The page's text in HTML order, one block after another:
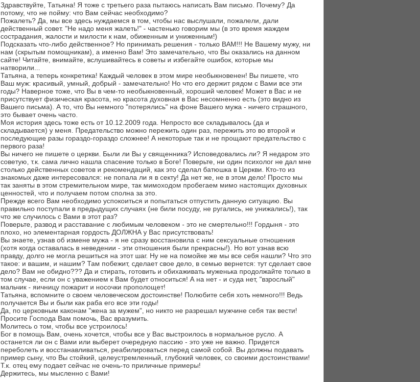
Здравствуйте, Татьяна! Я тоже с третьего раза пытаюсь написать Вам письмо. Почему? Да
потому, что не пойму: что Вам сейчас необходимо?
Пожалеть? Да, мы все здесь нуждаемся в том, чтобы нас выслушали, пожалели, дали
действенный совет. "Не надо меня жалеть!" - частенько говорим мы (в это время жаждем
сострадания, жалости и милости к нам, обиженным и униженным!)
Подсказать что-либо действенное? Но принимать решения - только ВАМ!!! Не Вашему мужу, ни
нам (скрытым помощникам), а именно Вам! Это замечательно, что Вы оказались на данном
сайте! Читайте, внимайте, вслушивайтесь в советы и избегайте ошибок, которые мы
натворили...
Татьяна, а теперь конкретика! Каждый человек в этом мире необыкновенен! Вы пишете, что
Ваш муж: красивый, умный, добрый - замечательно! Но что его держит рядом с Вами все эти
годы? Наверное тоже, что Вы в чем-то необыкновенный, хороший человек! Может в Вас и не
присутствует физическая красота, но красота духовная в Вас несомненно есть (это видно из
Вашего письма). А то, что Вы немного "потерялись" на фоне Вашего мужа - ничего страшного,
это бывает очень часто.
Моя история здесь тоже есть от 10.12.2009 года. Непросто все складывалось (да и
складывается) у меня. Предательство можно пережить один раз, пережить это во второй и
последующие разы гораздо-гораздо сложнее! А некоторые так и не прощают предательство с
первого раза!
Вы ничего не пишете о церкви. Были ли Вы у священника? Исповедовались ли? Я недаром это
советую, т.к. сама лично нашла спасение только в Боге! Поверьте, ни один психолог не дал мне
столько действенных советов и рекомендаций, как это сделал батюшка в Церкви. Кто-то из
знакомых даже интересовался: не попала ли я в секту! Да нет же, не в этом дело! Просто мы
так заняты в этом стремительном мире, так мимоходом пробегаем мимо настоящих духовных
ценностей, что и получаем потом сполна за это.
Прежде всего Вам необходимо успокоиться и попытаться отпустить данную ситуацию. Вы
правильно поступали в предыдущих случаях (не били посуду, не ругались, не унижались!), так
что же случилось с Вами в этот раз?
Поверьте, развод и расставание с любимым человеком - это не смертельно!!! Гордыня - это
плохо, но элементарная гордость ДОЛЖНА у Вас присутствовать!
Вы знаете, узнав об измене мужа - я не сразу восстановила с ним сексуальные отношения
(хотя когда оставалась в неведении - эти отношения были прекрасны!). Но вот узнав всю
правду, долго не могла решиться на этот шаг. Ну не на помойке же мы все себя нашли? Что это
такое: и вашим, и нашим? Там побежит, сделает свое дело, в семью вернется: тут сделает свое
дело? Вам не обидно??? Да и стирать, готовить и обихаживать муженька продолжайте только в
том случае, если он с уважением к Вам будет относиться! А на нет - и суда нет, "взрослый"
мальчик - яичницу пожарит и носочки прополощет!
Татьяна, вспомните о своем человеческом достоинстве! Полюбите себя хоть немного!!! Ведь
получается Вы и были как раба его все эти годы!
Да, по церковным каконам "жена за мужем", но никто не разрешал мужчине себя так вести!
Просите Господа Вам помочь, Вас вразумить.
Молитесь о том, чтобы все устроилось!
Бог в помощь Вам, очень хочется, чтобы все у Вас выстроилось в нормальное русло. А
останется ли он с Вами или выберет очередную пассию - это уже не важно. Придется
переболеть и восстанавливаться, реабилироваться перед самой собой. Вы должны подавать
пример сыну, что Вы стойкий, целеустремленный, глубокий человек, со своими достоинствами!
Т.к. отец ему подает сейчас не очень-то приличные примеры!
Держитесь, мы мысленно с Вами!